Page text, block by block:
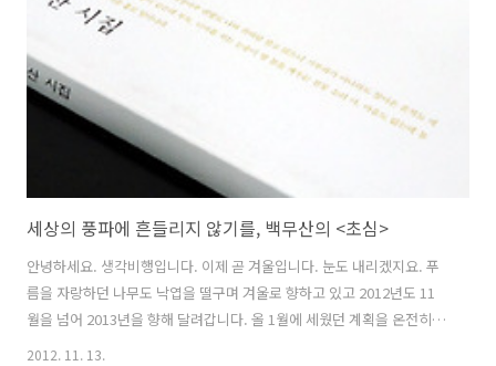
세상의 풍파에 흔들리지 않기를, 백무산의 <초심>
안녕하세요. 생각비행입니다. 이제 곧 겨울입니다. 눈도 내리겠지요. 푸
름을 자랑하던 나무도 낙엽을 떨구며 겨울로 향하고 있고 2012년도 11
월을 넘어 2013년을 향해 달려갑니다. 올 1월에 세웠던 계획을 온전히
이루지 못했더라도 한 해를 잘 보내겠다던 생각은 간직하면서 얼마 남지
2012. 11. 13.